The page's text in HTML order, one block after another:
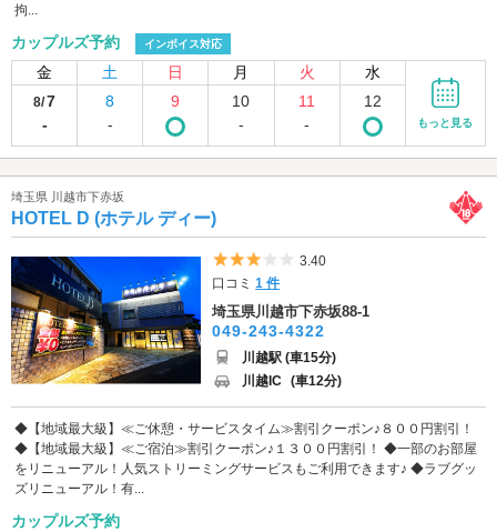
拘...
カップルズ予約 インボイス対応
金 土 日 月 火 水
8/7
-
8
-
9
10
-
11
-
12
もっと見る
埼玉県 川越市下赤坂
HOTEL D (ホテル ディー)
5つ星のうち3
3.40
口コミ1 件
埼玉県川越市下赤坂88-1
049-243-4322
川越駅 (車15分)
川越IC (車12分)
◆【地域最大級】≪ご休憩・サービスタイム≫割引クーポン♪８００円割引！
◆【地域最大級】≪ご宿泊≫割引クーポン♪１３００円割引！ ◆一部のお部屋
をリニューアル！人気ストリーミングサービスもご利用できます♪ ◆ラブグッ
ズリニューアル！有...
カップルズ予約